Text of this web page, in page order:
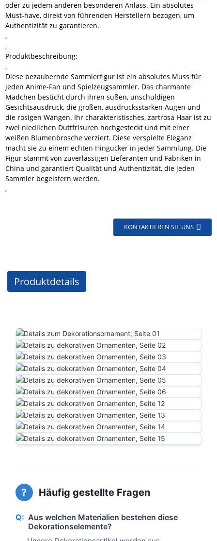
oder zu jedem anderen besonderen Anlass. Ein absolutes
Must-have, direkt von führenden Herstellern bezogen, um
Authentizität zu garantieren.
,
,
Produktbeschreibung:
,
Diese bezaubernde Sammlerfigur ist ein absolutes Muss für
jeden Anime-Fan und Spielzeugsammler. Das charmante
Mädchen besticht durch ihren süßen, unschuldigen
Gesichtsausdruck, die großen, ausdrucksstarken Augen und
die rosigen Wangen. Ihr charakteristisches, zartrosa Haar ist zu
zwei niedlichen Duttfrisuren hochgesteckt und mit einer
weißen Blumenbrosche verziert. Diese verspielte Eleganz
macht sie zu einem echten Hingucker in jeder Sammlung. Die
Figur stammt von zuverlässigen Lieferanten und Fabriken in
China und garantiert Qualität und Authentizität, die jeden
Sammler begeistern werden.
,
KONTAKTIEREN SIE UNS
Produktdetails
? Häufig gestellte Fragen
Q: Aus welchen Materialien bestehen diese
Dekorationselemente?